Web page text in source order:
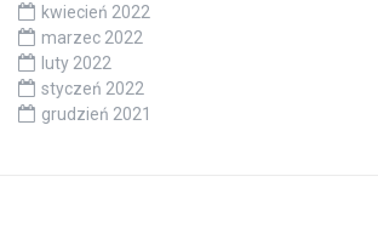
kwiecień 2022
marzec 2022
luty 2022
styczeń 2022
grudzień 2021